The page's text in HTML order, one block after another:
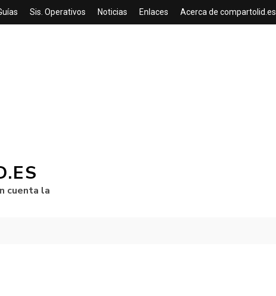
Sis. Operativos Noticias Enlaces Acerca de compartolid.es
cuenta la